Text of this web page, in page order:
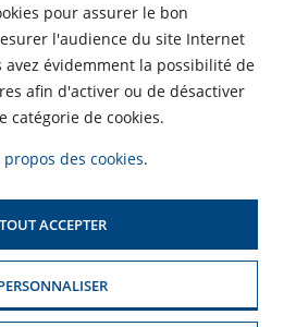
SIMULATEUR D'AIDES
& CONDITIONS GÉNÉRALES DE VENTE
pour assurer le bon
l'audience du site Internet
avez évidemment la possibilité de
afin d'activer ou de désactiver
catégorie de cookies.
propos des cookies.
TOUT ACCEPTER